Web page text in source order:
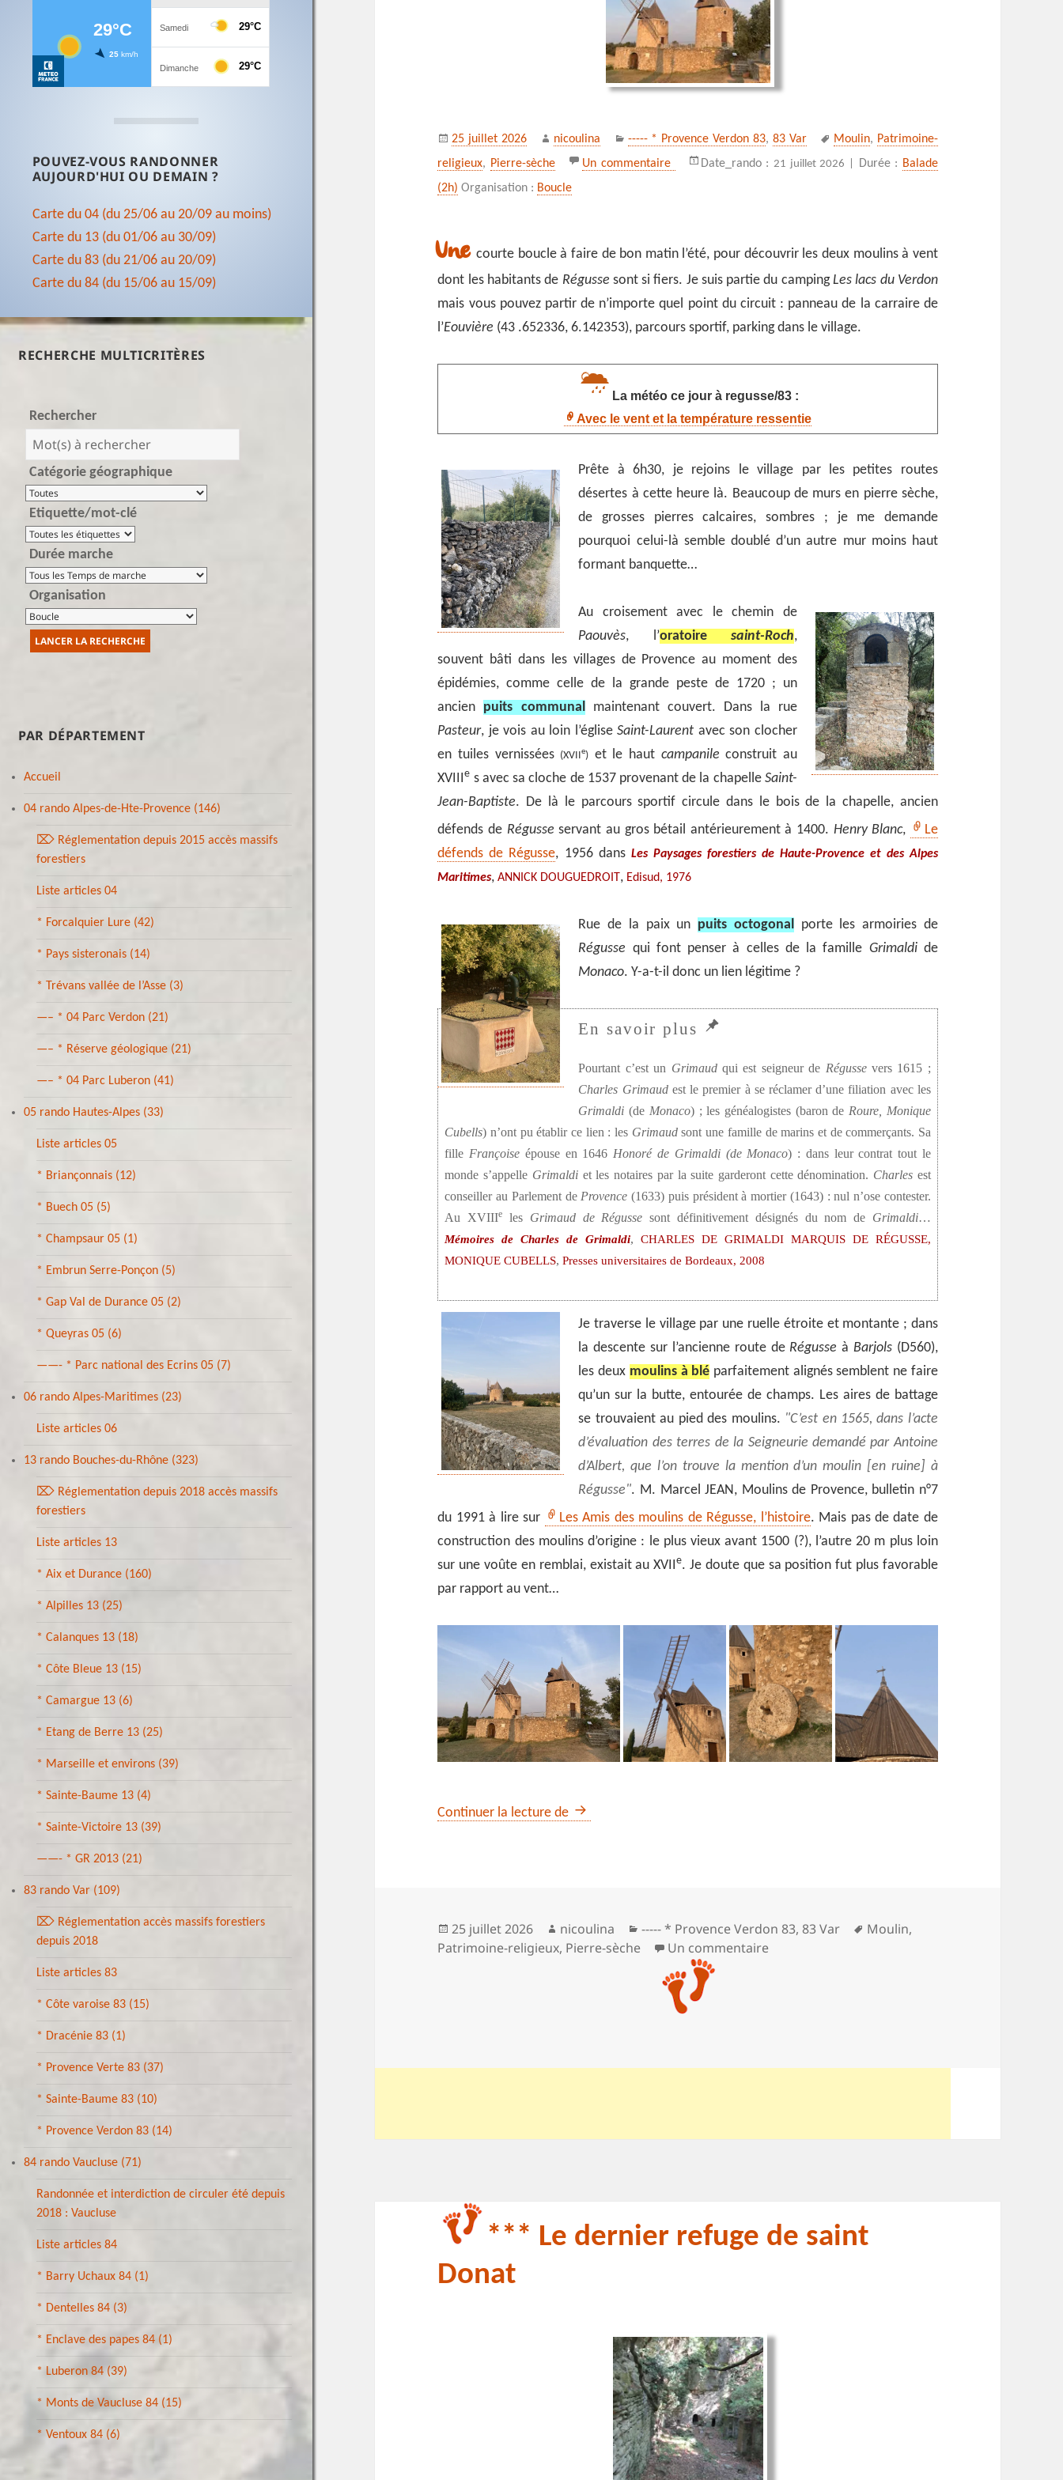
POUVEZ-VOUS RANDONNER
AUJOURD'HUI OU DEMAIN ?
Carte du 04 (du 25/06 au 20/09 au moins)
Carte du 13 (du 01/06 au 30/09)
Carte du 83 (du 21/06 au 20/09)
Carte du 84 (du 15/06 au 15/09)
RECHERCHE MULTICRITÈRES
Rechercher
Catégorie géographique
Etiquette/mot-clé
Durée marche
Organisation
PAR DÉPARTEMENT
Accueil
04 rando Alpes-de-Hte-Provence (146)
⌦ Réglementation depuis 2015 accès massifs
forestiers
Liste articles 04
* Forcalquier Lure (42)
* Pays sisteronais (14)
* Trévans vallée de l’Asse (3)
—– * 04 Parc Verdon (21)
—– * Réserve géologique (21)
—– * 04 Parc Luberon (41)
05 rando Hautes-Alpes (33)
Liste articles 05
* Briançonnais (12)
* Buech 05 (5)
* Champsaur 05 (1)
* Embrun Serre-Ponçon (5)
* Gap Val de Durance 05 (2)
* Queyras 05 (6)
——- * Parc national des Ecrins 05 (7)
06 rando Alpes-Maritimes (23)
Liste articles 06
13 rando Bouches-du-Rhône (323)
⌦ Réglementation depuis 2018 accès massifs
forestiers
Liste articles 13
* Aix et Durance (160)
* Alpilles 13 (25)
* Calanques 13 (18)
* Côte Bleue 13 (15)
* Camargue 13 (6)
* Etang de Berre 13 (25)
* Marseille et environs (39)
* Sainte-Baume 13 (4)
* Sainte-Victoire 13 (39)
——- * GR 2013 (21)
83 rando Var (109)
⌦ Réglementation accès massifs forestiers
depuis 2018
Liste articles 83
* Côte varoise 83 (15)
* Dracénie 83 (1)
* Provence Verte 83 (37)
* Sainte-Baume 83 (10)
* Provence Verdon 83 (14)
84 rando Vaucluse (71)
Randonnée et interdiction de circuler été depuis
2018 : Vaucluse
Liste articles 84
* Barry Uchaux 84 (1)
* Dentelles 84 (3)
* Enclave des papes 84 (1)
* Luberon 84 (39)
* Monts de Vaucluse 84 (15)
* Ventoux 84 (6)
Publié
le
25 juillet 2026 Auteur
nicoulina Catégories
----- * Provence Verdon 83, 83 Var
Mots-
clés
Moulin, Patrimoine-
religieux, Pierre-sèche Un commentaire
sur Les moulins de Régusse
Date_rando :21 juillet 2026 | Durée : Balade
(2h) Organisation : Boucle
Une courte boucle à faire de bon matin l’été, pour découvrir les deux moulins à vent
dont les habitants de Régusse sont si fiers. Je suis partie du campingLes lacs du Verdon
mais vous pouvez partir de n’importe quel point du circuit : panneau de la carraire de
l’Eouvière (43 .652336, 6.142353), parcours sportif, parking dans le village.
La météo ce jour à regusse/83 :
Avec le vent et la température ressentie
Prête à 6h30, je rejoins le village par les petites routes
désertes à cette heure là. Beaucoup de murs en pierre sèche,
de grosses pierres calcaires, sombres ; je me demande
pourquoi celui-là semble doublé d’un autre mur moins haut
formant banquette…
Au croisement avec le chemin de
Paouvès, l’oratoire saint-Roch,
souvent bâti dans les villages de Provence au moment des
épidémies, comme celle de la grande peste de 1720 ; un
ancien puits communalmaintenant couvert. Dans la rue
Pasteur, je vois au loin l’égliseSaint-Laurent avec son clocher
en tuiles vernissées (XVIIe) et le haut campanile construit au
XVIIIe s avec sa cloche de 1537 provenant de la chapelle Saint-
Jean-Baptiste. De là le parcours sportif circule dans le bois de la chapelle, ancien
défends de Régusse servant au gros bétail antérieurement à 1400. Henry Blanc,
Le
défends de Régusse, 1956 dans Les Paysages forestiers de Haute-Provence et des Alpes
Maritimes,ANNICK DOUGUEDROIT, Edisud, 1976
Rue de la paix un puits octogonalporte les armoiries de
Régusse qui font penser à celles de la famille Grimaldide
Monaco. Y-a-t-il donc un lien légitime ?
Pourtant c’est un Grimaudqui est seigneur de Régussevers 1615 ;
Charles Grimaud est le premier à se réclamer d’une filiation avec les
Grimaldi (de Monaco) ; les généalogistes (baron deRoure, Monique
Cubells) n’ont pu établir ce lien : les Grimaudsont une famille de marins et de commerçants. Sa
filleFrançoise épouse en 1646Honoré de Grimaldi (de Monaco) : dans leur contrat tout le
monde s’appelle Grimaldi et les notaires par la suite garderont cette dénomination. Charles est
conseiller au Parlement deProvence (1633) puis président à mortier (1643) : nul n’ose contester.
Au XVIIIe les Grimaud de Régusse sont définitivement désignés du nom de Grimaldi…
Mémoires de Charles de Grimaldi,CHARLES DE GRIMALDI MARQUIS DE RÉGUSSE,
‎MONIQUE CUBELLS,Presses universitaires de Bordeaux, 2008
Je traverse le village par une ruelle étroite et montante ; dans
la descente sur l’ancienne route de Régusse àBarjols (D560),
les deux moulins à blé parfaitement alignés semblent ne faire
qu’un sur la butte, entourée de champs. Les aires de battage
se trouvaient au pied des moulins.
C’est en 1565, dans l’acte
d’évaluation des terres de la Seigneurie demandé par Antoine
d’Albert, que l’on trouve la mention d’un moulin [en ruine] à
Régusse . M. Marcel JEAN, Moulins de Provence, bulletin n°7
du 1991 à lire sur
Les Amis des moulins de Régusse, l’histoire. Mais pas de date de
construction des moulins d’origine : le plus vieux avant 1500 (?), l’autre 20 m plus loin
sur une voûte en remblai, existait au XVIIe. Je doute que sa position fut plus favorable
par rapport au vent…
Continuer la lecture de Les moulins de Régusse
Publié
le
25 juillet 2026 Auteur
nicoulina Catégories
----- * Provence Verdon 83, 83 Var Mots-
clés
Moulin,
Patrimoine-religieux, Pierre-sèche Un commentaire
*** Le dernier refuge de saint
Donat